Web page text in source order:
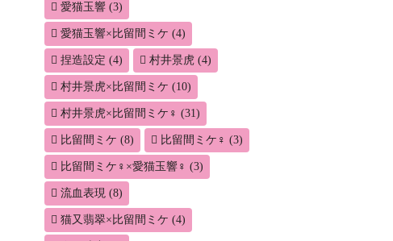
愛猫玉響 (3)
愛猫玉響×比留間ミケ (4)
捏造設定 (4) 村井景虎 (4)
村井景虎×比留間ミケ (10)
村井景虎×比留間ミケ♀ (31)
比留間ミケ (8) 比留間ミケ♀ (3)
比留間ミケ♀×愛猫玉響♀ (3)
流血表現 (8)
猫又翡翠×比留間ミケ (4)